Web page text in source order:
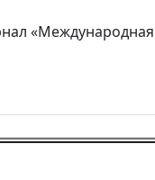
«Международная